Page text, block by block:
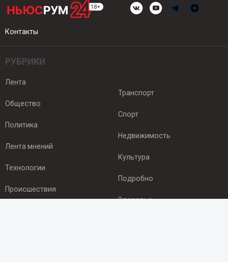
Контакты
РУБРИКИ
Лента
Общество
Политика
Лента мнений
Технологии
Происшествия
Транспорт
Спорт
Недвижимость
Культура
Подробно
Здоровье